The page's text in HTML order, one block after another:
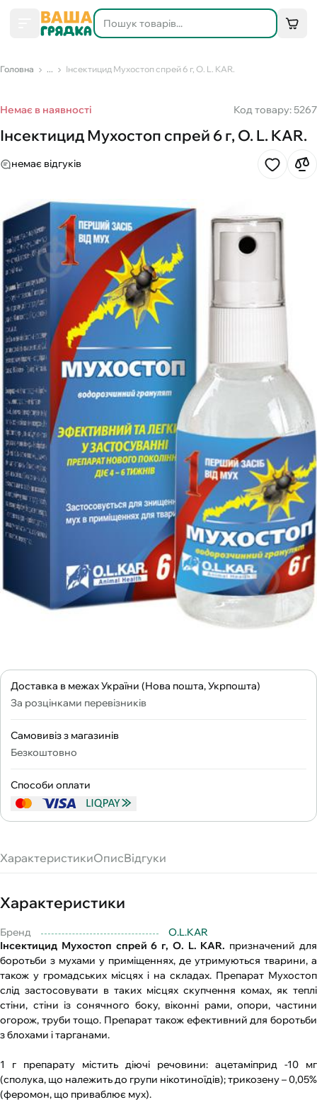
Головна ... Інсектицид Мухостоп спрей 6 г, O. L. KAR.
Немає в наявності Код товару: 5267
Інсектицид Мухостоп спрей 6 г, O. L. KAR.
немає відгуків
Доставка в межах України (Нова пошта, Укрпошта)
За розцінками перевізників
Самовивіз з магазинів
Безкоштовно
Способи оплати
ХарактеристикиОписВідгуки
Характеристики
Бренд
O.L.KAR
Інсектицид Мухостоп спрей 6 г, O. L. KAR. призначений для
боротьби з мухами у приміщеннях, де утримуються тварини, а
також у громадських місцях i на складах. Препарат Мухостоп
слід застосовувати в таких місцях скупчення комах, як теплі
стіни, стіни із сонячного боку, вiконні рами, опори, частини
огорож, труби тощо. Препарат також ефективний для боротьби
з блохами i тарганами.
1 г препарату містить діючі речовини: ацетаміприд -10 мг
(сполука, що належить до групи нікотиноїдів); трикозену – 0,05%
(феромон, що приваблює мух).